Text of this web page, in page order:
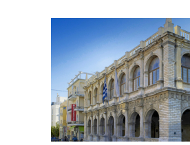
2015
2013
2012
2011
2010